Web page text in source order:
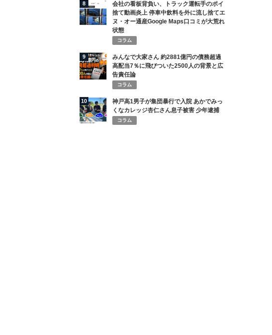
8
会社の看板背負い、トラック運転手のポイ
捨て動画炎上 停車中飲料を外に流し捨てエ
ヌ・オー通産Google Maps口コミが大荒れ
状態
コラム
9
みんなで大家さん 約2881億円の債務超過
高配当7％に飛びついた2500人の背景と広
告責任論
コラム
10
神戸高1男子が集団暴行で入院 あかでみっ
くなカレッジ杏仁さん息子被害 少年逮捕
コラム